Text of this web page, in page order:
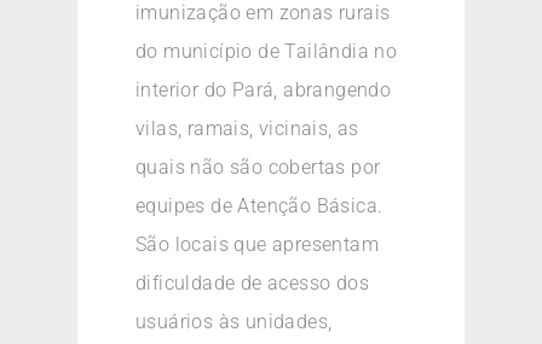
imunização em zonas rurais
do município de Tailândia no
interior do Pará, abrangendo
vilas, ramais, vicinais, as
quais não são cobertas por
equipes de Atenção Básica.
São locais que apresentam
dificuldade de acesso dos
usuários às unidades,